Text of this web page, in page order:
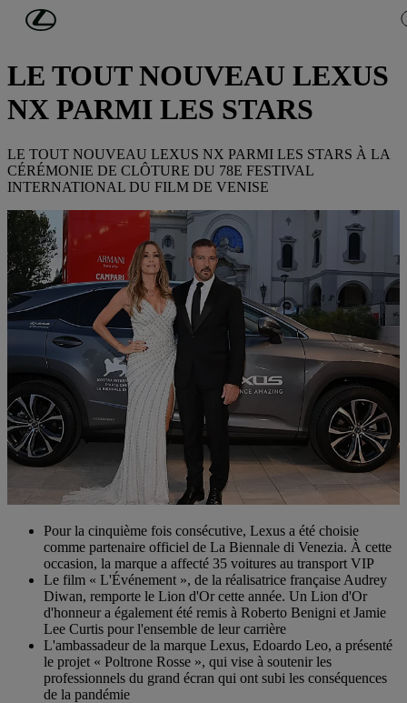
Passer au contenu principal
DÉCOUVREZ LEXUS
LE TOUT NOUVEAU LEXUS
NX PARMI LES STARS
LE TOUT NOUVEAU LEXUS NX PARMI LES STARS À LA
CÉRÉMONIE DE CLÔTURE DU 78E FESTIVAL
INTERNATIONAL DU FILM DE VENISE
Pour la cinquième fois consécutive, Lexus a été choisie
comme partenaire officiel de La Biennale di Venezia. À cette
occasion, la marque a affecté 35 voitures au transport VIP
Le film « L'Événement », de la réalisatrice française Audrey
Diwan, remporte le Lion d'Or cette année. Un Lion d'Or
d'honneur a également été remis à Roberto Benigni et Jamie
Lee Curtis pour l'ensemble de leur carrière
L'ambassadeur de la marque Lexus, Edoardo Leo, a présenté
le projet « Poltrone Rosse », qui vise à soutenir les
professionnels du grand écran qui ont subi les conséquences
de la pandémie